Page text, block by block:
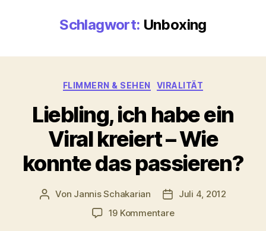
Schlagwort: Unboxing
Kategorien
FLIMMERN & SEHEN VIRALITÄT
Liebling, ich habe ein
Viral kreiert – Wie
konnte das passieren?
Beitragsautor
Von Jannis Schakarian
Juli 4, 2012
19 Kommentarezu